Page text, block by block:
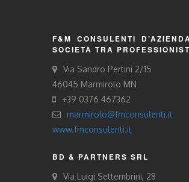
F&M CONSULENTI
SOCIETÀ TRA
Via Sandro Pertini 2/15
46045 Marmirolo MN
+39 0376 467362
marmirolo@fmconsulenti.it
www.fmconsulenti.it
BD & PARTNERS SRL
Via Luigi Settembrini, 28